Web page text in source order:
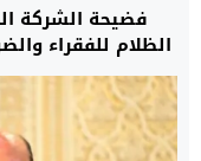
فضيحة الشركة
الظلام للفقراء